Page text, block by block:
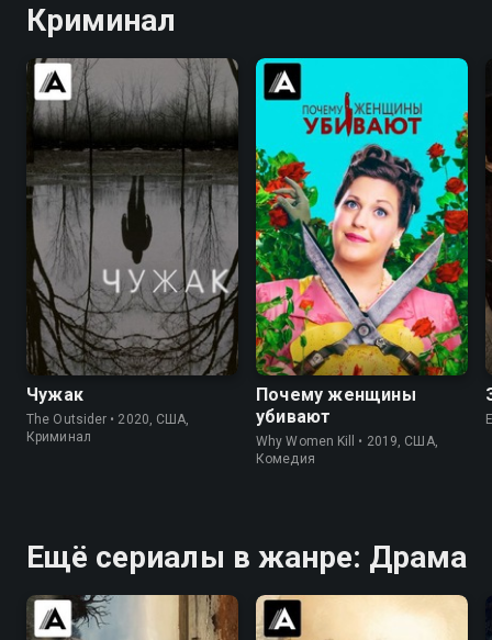
Криминал
7.2 7.6
Чужак
The Outsider • 2020, США,
Криминал
8.3 8.3
Почему женщины
убивают
Why Women Kill • 2019, США,
Комедия
Ещё сериалы в жанре: Драма